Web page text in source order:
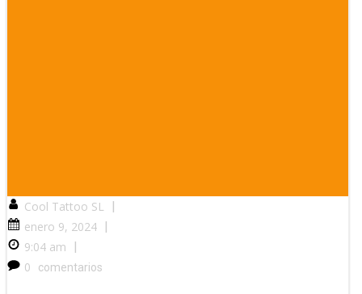
Cool Tattoo SL
|
enero 9, 2024 |
9:04 am
|
0
comentarios